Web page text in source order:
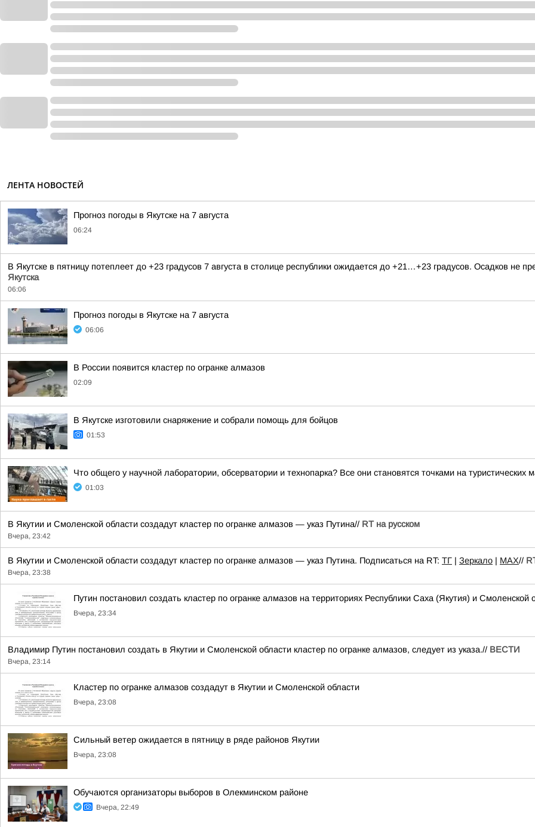
ЛЕНТА НОВОСТЕЙ
Прогноз погоды в Якутске на 7 августа
06:24
В Якутске в пятницу потеплеет до +23 градусов 7 августа в столице республики ожидается до +21…+23 градусов. Осадков не
Якутска
06:06
Прогноз погоды в Якутске на 7 августа
06:06
В России появится кластер по огранке алмазов
02:09
В Якутске изготовили снаряжение и собрали помощь для бойцов
01:53
Что общего у научной лаборатории, обсерватории и технопарка? Все они становятся точками на туристических
01:03
В Якутии и Смоленской области создадут кластер по огранке алмазов — указ Путина// RT на русском
Вчера, 23:42
В Якутии и Смоленской области создадут кластер по огранке алмазов — указ Путина. Подписаться на RT: ТГ | Зеркало | MAX//
Вчера, 23:38
Путин постановил создать кластер по огранке алмазов на территориях Республики Саха (Якутия) и Смоленской
Вчера, 23:34
Владимир Путин постановил создать в Якутии и Смоленской области кластер по огранке алмазов, следует из указа.// ВЕСТИ
Вчера, 23:14
Кластер по огранке алмазов создадут в Якутии и Смоленской области
Вчера, 23:08
Сильный ветер ожидается в пятницу в ряде районов Якутии
Вчера, 23:08
Обучаются организаторы выборов в Олекминском районе
Вчера, 22:49